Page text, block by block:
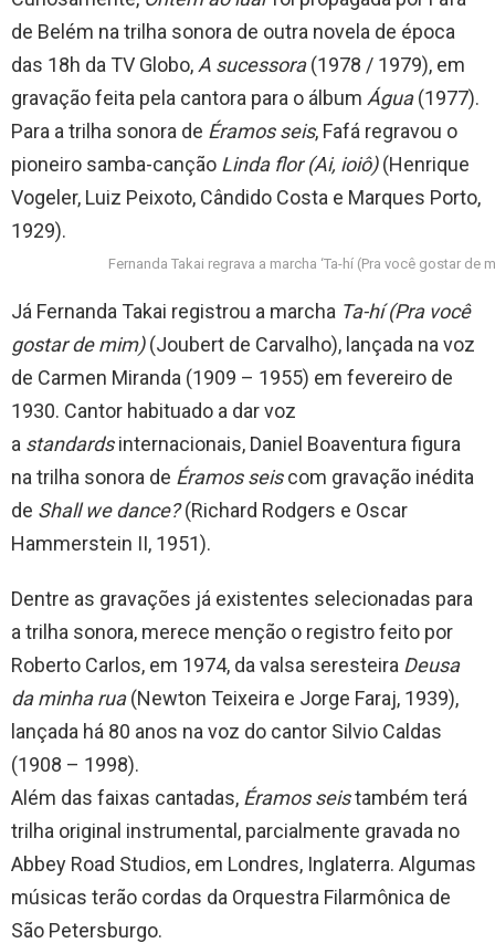
de Belém na trilha sonora de outra novela de época
das 18h da TV Globo,A sucessora(1978 / 1979), em
gravação feita pela cantora para o álbum Água(1977).
Para a trilha sonora de Éramos seis, Fafá regravou o
pioneiro samba-canção Linda flor (Ai, ioiô)(Henrique
Vogeler, Luiz Peixoto, Cândido Costa e Marques Porto,
1929).
Fernanda Takai regrava a marcha ‘Ta-hí (Pra você gostar
Já Fernanda Takai registrou a marcha Ta-hí (Pra você
gostar de mim)(Joubert de Carvalho), lançada na voz
de Carmen Miranda (1909 – 1955) em fevereiro de
1930. Cantor habituado a dar voz
a standardsinternacionais, Daniel Boaventura figura
na trilha sonora de Éramos seiscom gravação inédita
de Shall we dance?(Richard Rodgers e Oscar
Hammerstein II, 1951).
Dentre as gravações já existentes selecionadas para
a trilha sonora, merece menção o registro feito por
Roberto Carlos, em 1974, da valsa seresteira Deusa
da minha rua(Newton Teixeira e Jorge Faraj, 1939),
lançada há 80 anos na voz do cantor Silvio Caldas
(1908 – 1998).
Além das faixas cantadas, Éramos seistambém terá
trilha original instrumental, parcialmente gravada no
Abbey Road Studios, em Londres, Inglaterra. Algumas
músicas terão cordas da Orquestra Filarmônica de
São Petersburgo.